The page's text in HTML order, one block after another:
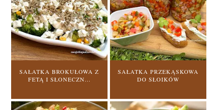
SAŁATKA BROKUŁOWA Z
FETĄ I SŁONECZN...
SAŁATKA PRZEKĄSKOWA
DO SŁOIKÓW